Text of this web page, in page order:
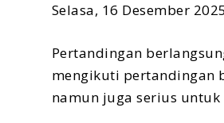
Selasa, 16 Desember
Pertandingan
mengikuti pertandingan
namun juga serius